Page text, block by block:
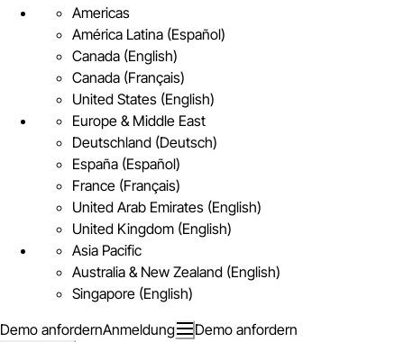
Americas
América Latina (Español)
Canada (English)
Canada (Français)
United States (English)
Europe & Middle East
Deutschland (Deutsch)
España (Español)
France (Français)
United Arab Emirates (English)
United Kingdom (English)
Asia Pacific
Australia & New Zealand (English)
Singapore (English)
Demo anfordernAnmeldung Demo anfordern